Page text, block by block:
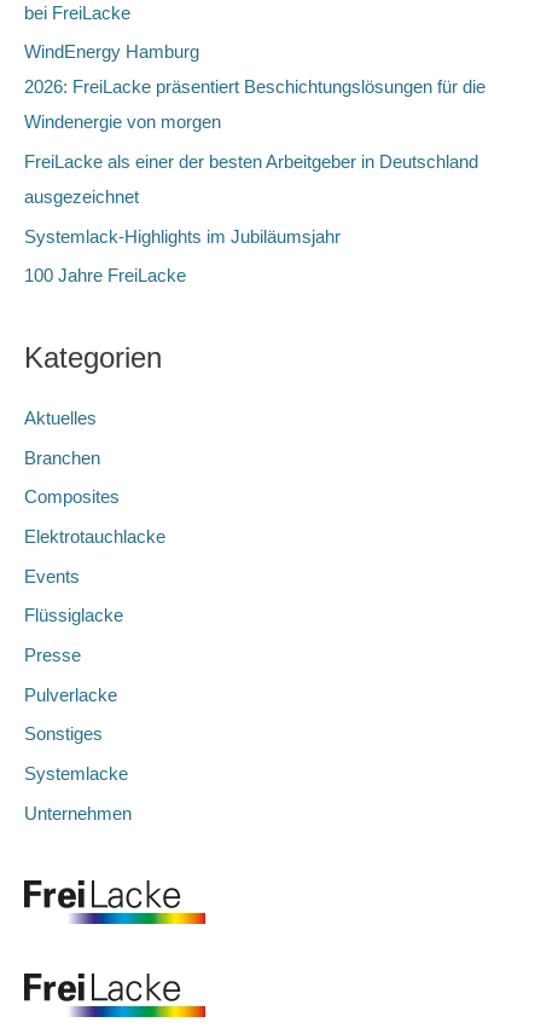
n
n
a
c
bei FreiLacke
WindEnergy Hamburg
2026: FreiLacke präsentiert Beschichtungslösungen für die
Windenergie von morgen
FreiLacke als einer der besten Arbeitgeber in Deutschland
ausgezeichnet
Systemlack-Highlights im Jubiläumsjahr
100 Jahre FreiLacke
Kategorien
Aktuelles
Branchen
Composites
Elektrotauchlacke
Events
Flüssiglacke
Presse
Pulverlacke
Sonstiges
Systemlacke
Unternehmen